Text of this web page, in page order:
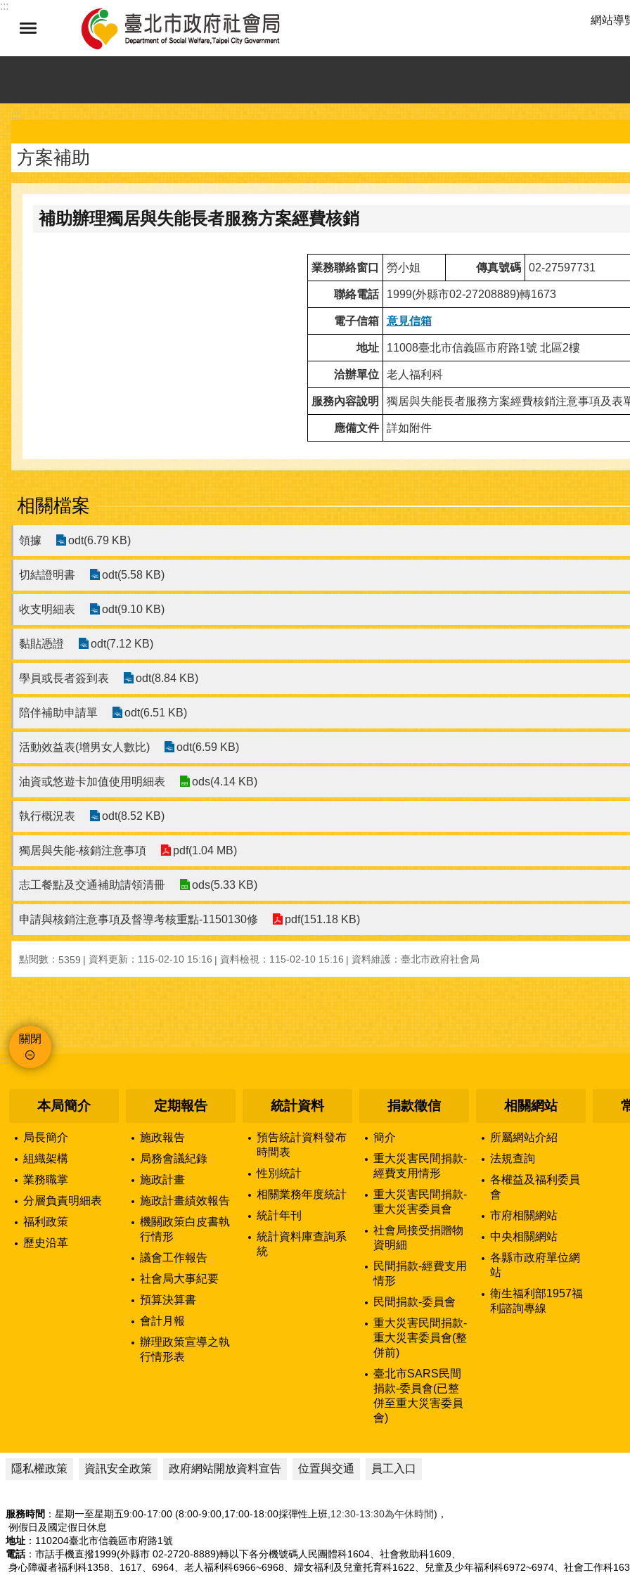
跳到主要內容區塊
:::
網站導
:::
方案補助
補助辦理獨居與失能長者服務方案經費核銷
業務聯絡窗口 勞小姐 傳真號碼 02-27597731
聯絡電話 1999(外縣市02-27208889)轉1673
電子信箱 意見信箱
地址 11008臺北市信義區市府路1號 北區2樓
洽辦單位 老人福利科
服務內容說明 獨居與失能長者服務方案經費核銷注意事項及表
應備文件 詳如附件
相關檔案
領據 odt(6.79 KB)
切結證明書 odt(5.58 KB)
收支明細表 odt(9.10 KB)
黏貼憑證 odt(7.12 KB)
學員或長者簽到表 odt(8.84 KB)
陪伴補助申請單 odt(6.51 KB)
活動效益表(增男女人數比) odt(6.59 KB)
油資或悠遊卡加值使用明細表 ods(4.14 KB)
執行概況表 odt(8.52 KB)
獨居與失能-核銷注意事項 pdf(1.04 MB)
志工餐點及交通補助請領清冊 ods(5.33 KB)
申請與核銷注意事項及督導考核重點-1150130修 pdf(151.18 KB)
點閱數： 5359 資料更新：115-02-10 15:16 資料檢視：115-02-10 15:16 資料維護：臺北市政府社會局
關閉
:::
本局簡介
局長簡介
組織架構
業務職掌
分層負責明細表
福利政策
歷史沿革
定期報告
施政報告
局務會議紀錄
施政計畫
施政計畫績效報告
機關政策白皮書執
行情形
議會工作報告
社會局大事紀要
預算決算書
會計月報
辦理政策宣導之執
行情形表
統計資料
預告統計資料發布
時間表
性別統計
相關業務年度統計
統計年刊
統計資料庫查詢系
統
捐款徵信
簡介
重大災害民間捐款-
經費支用情形
重大災害民間捐款-
重大災害委員會
社會局接受捐贈物
資明細
民間捐款-經費支用
情形
民間捐款-委員會
重大災害民間捐款-
重大災害委員會(整
併前)
臺北市SARS民間
捐款-委員會(已整
併至重大災害委員
會)
相關網站
所屬網站介紹
法規查詢
各權益及福利委員
會
市府相關網站
中央相關網站
各縣市政府單位網
站
衛生福利部1957福
利諮詢專線
隱私權政策 資訊安全政策 政府網站開放資料宣告 位置與交通 員工入口
服務時間 ：星期一至星期五9:00-17:00 (8:00-9:00,17:00-18:00採彈性上班 ,12:30-13:30為午休時間)，
例假日及國定假日休息
地址 ：110204臺北市信義區市府路1號
電話：市話手機直撥1999(外縣市 02-2720-8889)轉以下各分機號碼人民團體科1604、社會救助科1609、
身心障礙者福利科1358、1617、6964、老人福利科6966~6968、婦女福利及兒童托育科1622、兒童及少年福利科6972~6974、社會工作科